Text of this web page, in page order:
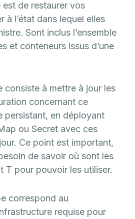
de restaurer vos
à l’état dans lequel elles
Sont inclus l’ensemble
et conteneurs issus d’une
consiste à mettre à jour les
concernant ce
persistant, en déployant
ou Secret avec ces
Ce point est important,
de savoir où sont les
T pour pouvoir les utiliser.
correspond au
requise pour